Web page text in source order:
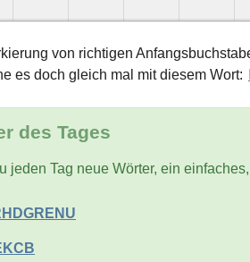
von richtigen
es doch gleich mal mit diesem Wort:
des Tages
jeden Tag neue Wörter, ein